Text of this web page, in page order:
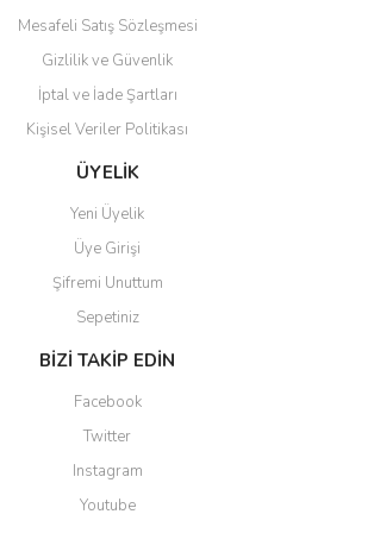
Gönder
Mesafeli Satış Sözleşmesi
Gizlilik ve Güvenlik
İptal ve İade Şartları
Kişisel Veriler Politikası
ÜYELİK
Yeni Üyelik
Üye Girişi
Şifremi Unuttum
Sepetiniz
BİZİ TAKİP EDİN
Facebook
Twitter
Instagram
Youtube